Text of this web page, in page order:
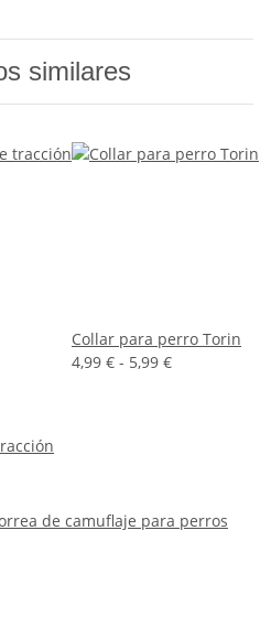
similares
Collar para perro Torin
4,99 € - 5,99 €